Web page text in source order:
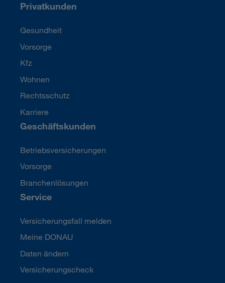
Privatkunden
Gesundheit
Vorsorge
Kfz
Wohnen
Rechtsschutz
Karriere
Geschäftskunden
Betriebsversicherungen
Vorsorge
Branchenlösungen
Service
Versicherungsfall melden
Meine DONAU
Daten ändern
Versicherungscheck